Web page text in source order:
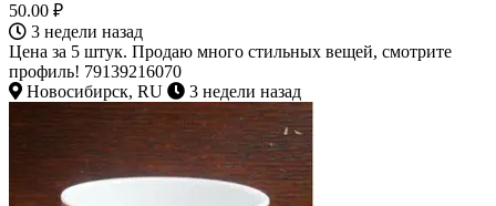
50.00 ₽
3 недели назад
Цена за 5 штук. Продаю много стильных вещей, смотрите
профиль! 79139216070
Новосибирск, RU
3 недели назад